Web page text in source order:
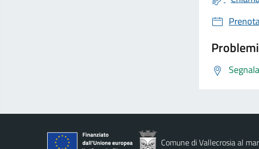
Comune di Vallecrosia al